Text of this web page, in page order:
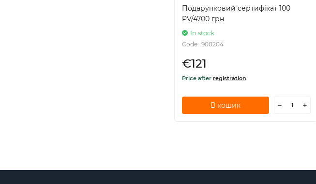
Подарунковий сертифікат 100
PV/4700 грн
In stock
Code: 900204
€121
Price after registration
В кошик